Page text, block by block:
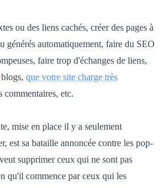
ou des liens cachés, créer des pages à
générés automatiquement, faire du SEO
faire trop d'échanges de liens,
que votre site charge très
commentaires, etc.
mise en place il y a seulement
est sa bataille annoncée contre les pop-
supprimer ceux qui ne sont pas
qu'il commence par ceux qui les